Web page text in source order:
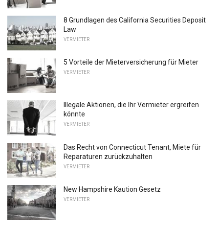
8 Grundlagen des California Securities Deposit
Law
VERMIETER
5 Vorteile der Mieterversicherung für Mieter
VERMIETER
Illegale Aktionen, die Ihr Vermieter ergreifen
könnte
VERMIETER
Das Recht von Connecticut Tenant, Miete für
Reparaturen zurückzuhalten
VERMIETER
New Hampshire Kaution Gesetz
VERMIETER